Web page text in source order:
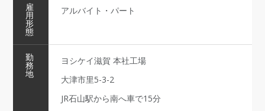
雇
用
形
態
アルバイト・パート
勤
務
地
ヨシケイ滋賀 本社工場
大津市里5-3-2
JR石山駅から南へ車で15分